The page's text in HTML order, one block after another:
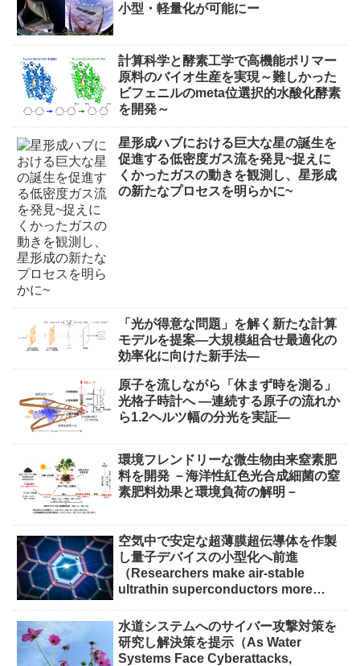
小型・軽量化が可能にー
計算科学と酵素工学で高機能ポリマー
原料のバイオ生産を実現～難しかった
ビフェニルのmeta位選択的水酸化酵素
を開発～
星形成ハブにおける巨大な星の誕生を
促進する低密度ガス流を発見~捉えに
くかったガスの動きを観測し、星形成
の新たなプロセスを明らかに~
「光が得意な問題」を解く新たな計算
モデルを提案―大規模組合せ最適化の
効率化に向けた新手法―
原子を流しながら「休まず時を測る」
光格子時計へ ―連続する原子の流れか
ら1.2ヘルツ幅の分光を実証―
環境フレンドリーな微生物由来窒素肥
料を開発 －海洋性紅色光合成細菌の窒
素肥料効果と環境負荷の解明－
空気中で安定な超薄膜超伝導体を作製
し量子デバイスの小型化へ前進
（Researchers make air-stable
ultrathin superconductors more
水道システムへのサイバー攻撃対策を
研究し解決策を提示（As Water
Systems Face Cyberattacks,